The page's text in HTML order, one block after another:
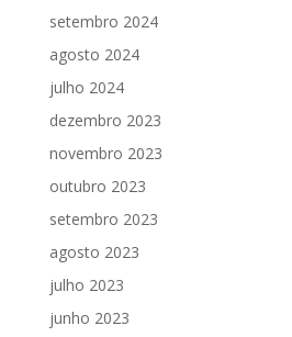
setembro 2024
agosto 2024
julho 2024
dezembro 2023
novembro 2023
outubro 2023
setembro 2023
agosto 2023
julho 2023
junho 2023